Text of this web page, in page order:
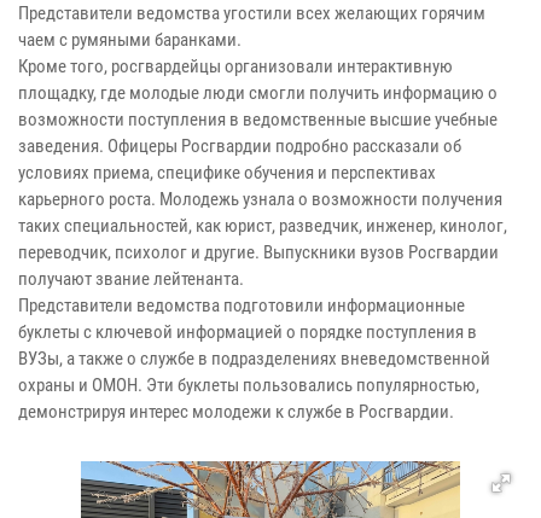
Представители ведомства угостили всех желающих горячим
чаем с румяными баранками.
Кроме того, росгвардейцы организовали интерактивную
площадку, где молодые люди смогли получить информацию о
возможности поступления в ведомственные высшие учебные
заведения. Офицеры Росгвардии подробно рассказали об
условиях приема, специфике обучения и перспективах
карьерного роста. Молодежь узнала о возможности получения
таких специальностей, как юрист, разведчик, инженер, кинолог,
переводчик, психолог и другие. Выпускники вузов Росгвардии
получают звание лейтенанта.
Представители ведомства подготовили информационные
буклеты с ключевой информацией о порядке поступления в
ВУЗы, а также о службе в подразделениях вневедомственной
охраны и ОМОН. Эти буклеты пользовались популярностью,
демонстрируя интерес молодежи к службе в Росгвардии.